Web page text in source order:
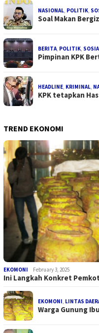
NASIONAL, POLITIK,
Soal Makan
BERITA, POLITIK,
Pimpinan KPK
HEADLINE, KRIMINAL,
KPK tetapkan
TREND EKONOMI
EKOMONI February 3, 2025
Ini Langkah Konkret
EKOMONI LINTAS
Warga Gunung